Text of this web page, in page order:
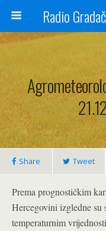
Share Tweet
Prema prognostičkim
Hercegovini izgledne su
temperaturnim